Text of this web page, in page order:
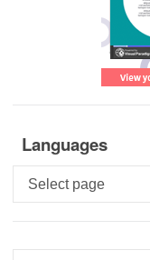
Languages
Languages